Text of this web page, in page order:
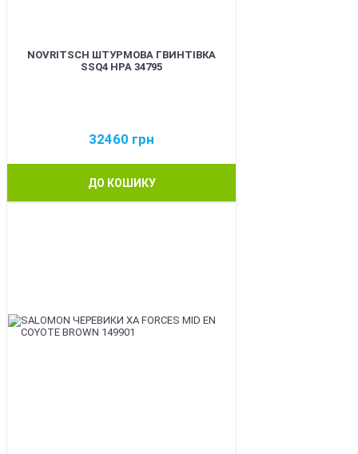
NOVRITSCH ШТУРМОВА ГВИНТІВКА
SSQ4 HPA 34795
32460 грн
ДО КОШИКУ